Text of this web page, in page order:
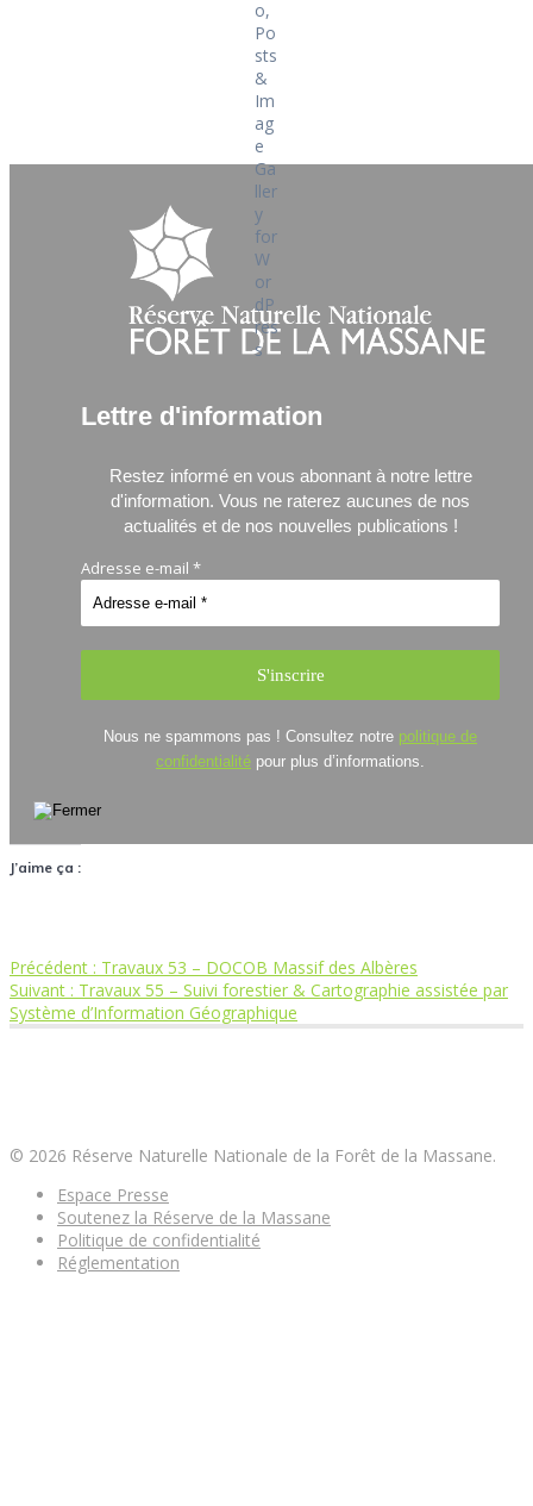
Lettre d'information
Restez informé en vous abonnant à notre lettre
d'information. Vous ne raterez aucunes de nos
actualités et de nos nouvelles publications !
Adresse e-mail *
Nous ne spammons pas ! Consultez notre politique de
confidentialité pour plus d’informations.
J’aime ça :
Navigation
de
Précédent : Article
précédent
:
Travaux 53 – DOCOB Massif des Albères
Suivant : Article
suivant
Travaux 55 – Suivi forestier & Cartographie assistée par
Système d’Information Géographique
© 2026 Réserve Naturelle Nationale de la Forêt de la Massane.
Espace Presse
Soutenez la Réserve de la Massane
Politique de confidentialité
Réglementation